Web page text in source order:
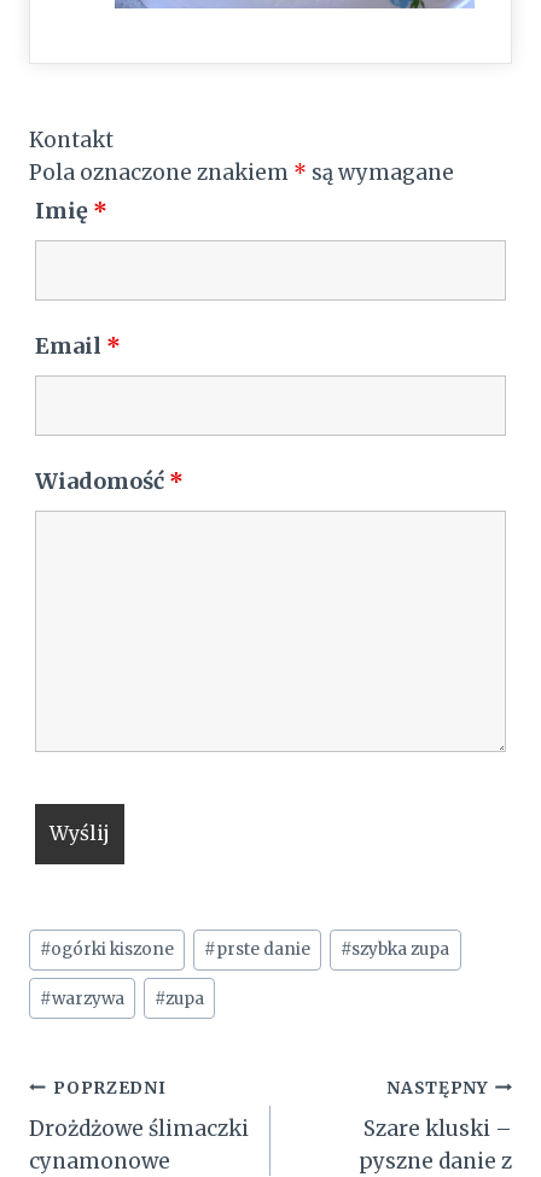
Kontakt
Pola oznaczone znakiem * są wymagane
Imię *
Email *
Wiadomość *
Tagi
wpisu:
#ogórki kiszone #prste danie #szybka zupa
#warzywa #zupa
Nawigacja
wpisu
POPRZEDNI
Drożdżowe ślimaczki
cynamonowe
NASTĘPNY
Szare kluski –
pyszne danie z